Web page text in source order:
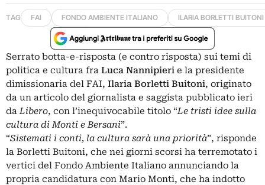
TAG FAI FONDO AMBIENTE ITALIANO ILARIA BORLETTI BUITONI
Serrato botta-e-risposta (e contro risposta) sui temi di
politica e cultura fra Luca Nannipieri e la presidente
dimissionaria del FAI, Ilaria Borletti Buitoni, originato
da un articolo del giornalista e saggista pubblicato ieri
daLibero, con l’inequivocabile titolo “Le tristi idee sulla
cultura di Monti e Bersani”.
“Sistemati i conti, la cultura sarà una priorità”, risponde
la Borletti Buitoni, che nei giorni scorsi ha terremotato i
vertici del Fondo Ambiente Italiano annunciando la
propria candidatura con Mario Monti, che ha indotto